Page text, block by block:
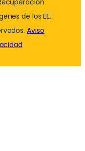
de los EE.
Aviso